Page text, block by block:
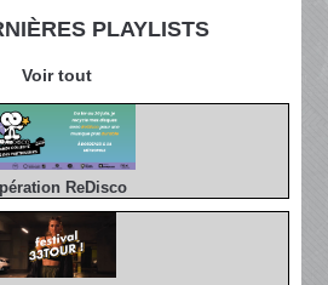
PLAYLISTS
Voir tout
ReDisco